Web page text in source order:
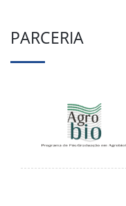
PARCERIA